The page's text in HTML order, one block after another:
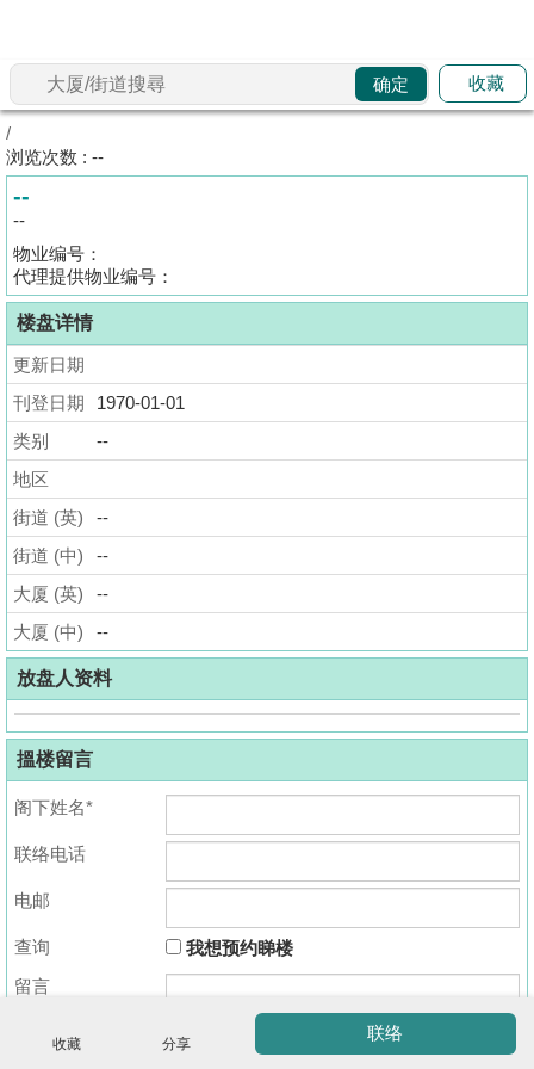
搵
成
交
业
主
放
盘
宅
谷
按
揭
地
产
博
客
地
产
闻
数
据
布
收
藏
盘
确定 收藏
/
浏览次数 : --
收藏 分享
联络
--
--
物业编号：
代理提供物业编号：
楼盘详情
更新日期
刊登日期
1970-01-01
类别
--
地区
街道 (英)
--
街道 (中)
--
大厦 (英)
--
大厦 (中)
--
放盘人资料
搵楼留言
阁下姓名*
联络电话
电邮
查询
我想预约睇楼
留言